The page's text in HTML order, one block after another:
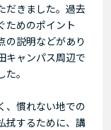
だきました。過去
ためのポイント
の説明などがあり
キャンパス周辺で
。
、慣れない地での
拭するために、講